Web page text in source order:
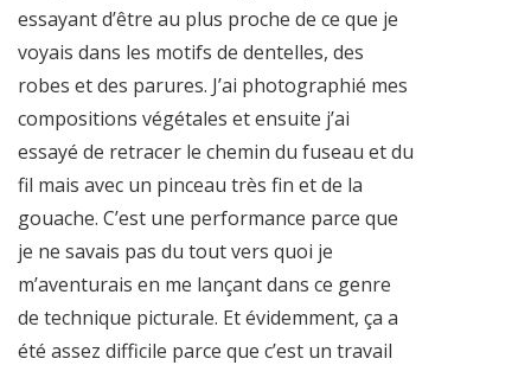
essayant d’être au plus proche de ce que je
voyais dans les motifs de dentelles, des
robes et des parures. J’ai photographié mes
compositions végétales et ensuite j’ai
essayé de retracer le chemin du fuseau et du
fil mais avec un pinceau très fin et de la
gouache. C’est une performance parce que
je ne savais pas du tout vers quoi je
m’aventurais en me lançant dans ce genre
de technique picturale. Et évidemment, ça a
été assez difficile parce que c’est un travail